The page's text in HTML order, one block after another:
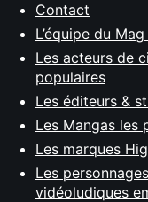
Contact
L’équipe du
Les acteurs de
populaires
Les éditeurs &
Les Mangas les
Les marques
Les
vidéoludiques